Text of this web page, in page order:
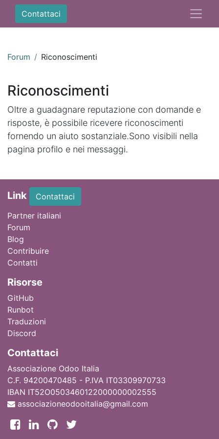
Contattaci
Forum Riconoscimenti
Riconoscimenti
Oltre a guadagnare reputazione con domande e
risposte, è possibile ricevere riconoscimenti
fornendo un aiuto sostanziale.Sono visibili nella
pagina profilo e nei messaggi.
Link
Contattaci
Partner italiani
Forum
Blog
Contribuire
Contatti
Risorse
GitHub
Runbot
Traduzioni
Discord
Contattaci
Associazione Odoo Italia
C.F. 94200470485 - P.IVA IT03309970733
IBAN IT52O0503460122000000002555
associazioneodooitalia@gmail.com